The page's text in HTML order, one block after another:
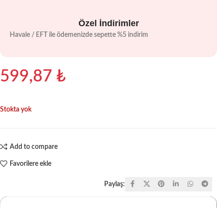
Özel İndirimler
Havale / EFT ile ödemenizde sepette %5 indirim
599,87 ₺
Stokta yok
Add to compare
Favorilere ekle
Paylaş: